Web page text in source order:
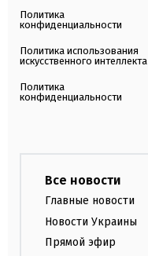
Политика
конфиденциальности
Политика использования
искусственного интеллекта
Политика
конфиденциальности
Все новости
Главные новости
Новости Украины
Прямой эфир